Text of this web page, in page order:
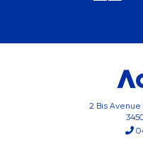
2 Bis